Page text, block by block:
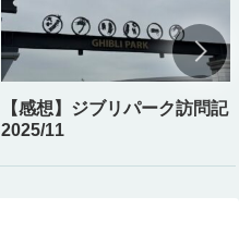
【感想】ジブリパーク訪問記
2025/11